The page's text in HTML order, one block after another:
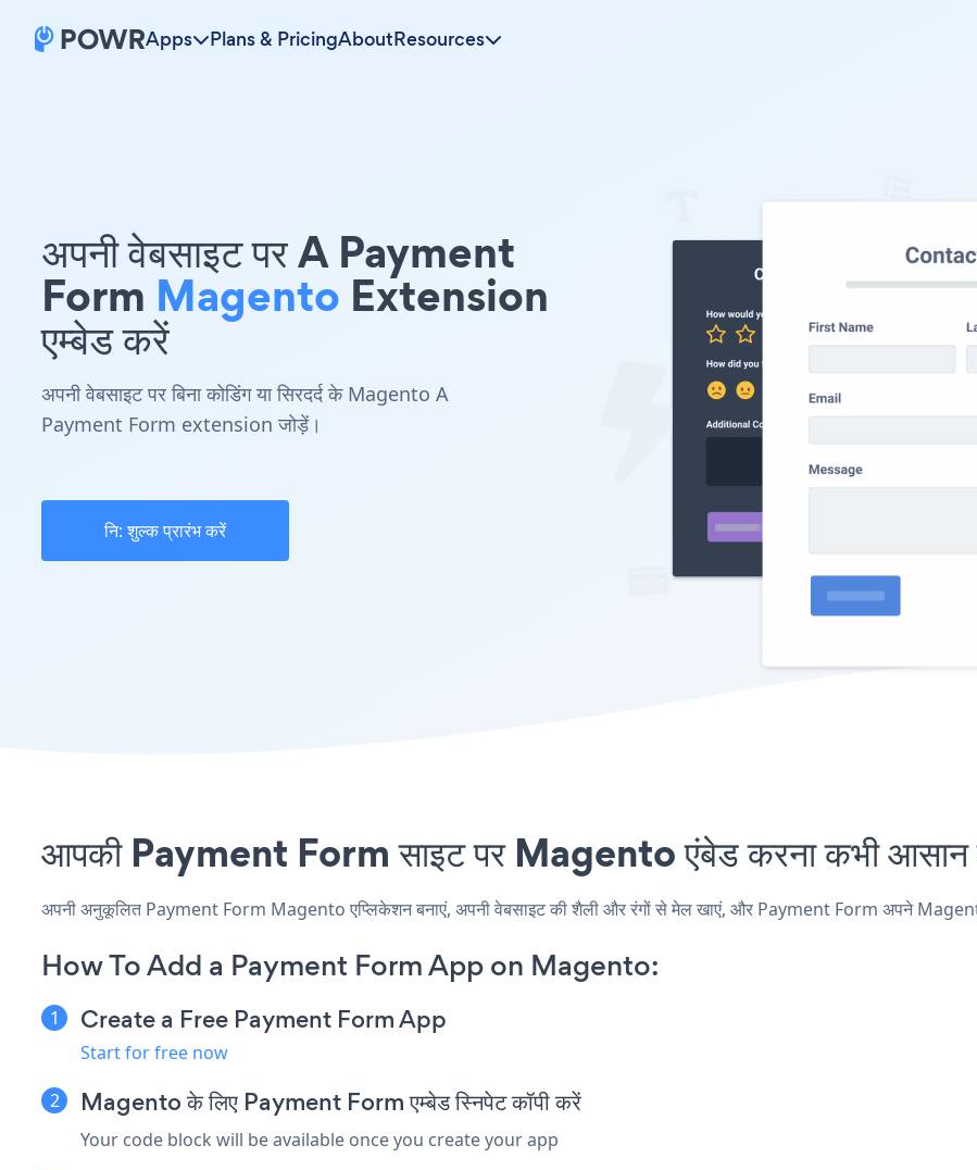
Apps Plans & PricingAboutResources
अपनी वेबसाइट पर A Payment
Form Magento Extension
एम्बेड करें
अपनी वेबसाइट पर बिना कोडिंग या सिरदर्द के Magento A
Payment Form extension जोड़ें।
नि: शुल्क प्रारंभ करें
आपकी Payment Form साइट पर Magento एंबेड करना कभी आसान
अपनी अनुकूलित Payment Form Magento एप्लिकेशन बनाएं, अपनी वेबसाइट की शैली और रंगों से मेल खाएं, और Payment Form अपने Magento
How To Add a Payment Form App on Magento:
Create a Free Payment Form App
Start for free now
Magento के लिए Payment Form एम्बेड स्निपेट कॉपी करें
Your code block will be available once you create your app